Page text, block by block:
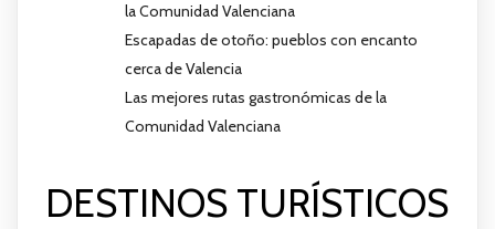
la Comunidad Valenciana
Escapadas de otoño: pueblos con encanto
cerca de Valencia
Las mejores rutas gastronómicas de la
Comunidad Valenciana
DESTINOS TURÍSTICOS